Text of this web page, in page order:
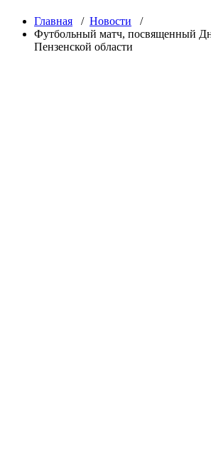
Главная / Новости /
Футбольный матч, посвященный
Пензенской области